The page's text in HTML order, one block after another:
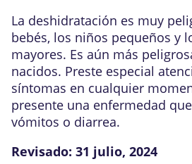
La deshidratación es muy
bebés, los niños pequeños y
mayores. Es aún más
nacidos. Preste especial
síntomas en cualquier
presente una enfermedad
vómitos o diarrea.
Revisado: 31 julio, 2024